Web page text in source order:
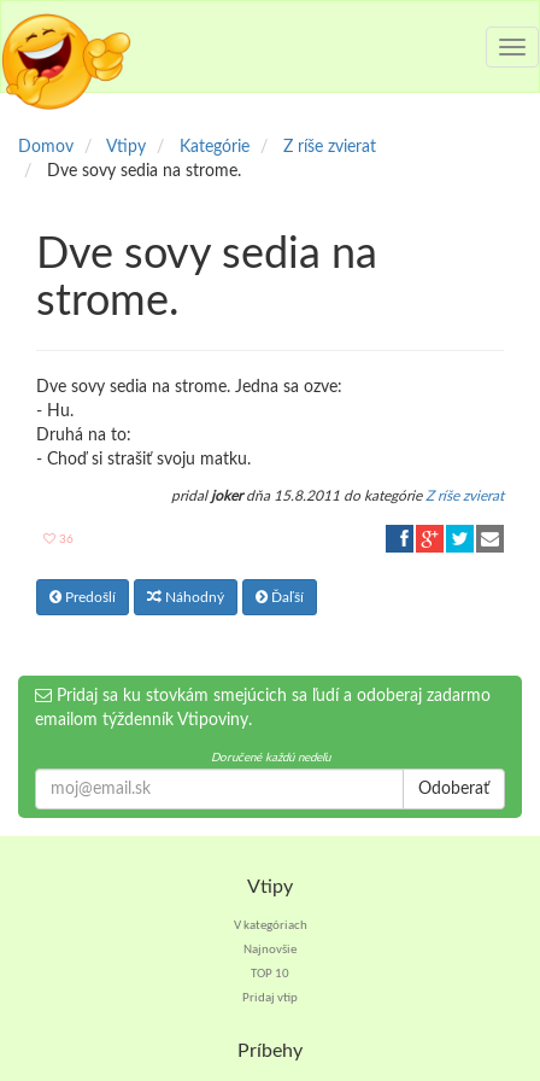
Domov Vtipy Kategórie
Z ríše zvierat
Dve sovy sedia na strome.
Dve sovy sedia na
strome.
Dve sovy sedia na strome. Jedna sa ozve:
- Hu.
Druhá na to:
- Choď si strašiť svoju matku.
pridal jokerdňa 15.8.2011 do kategórie Z ríše zvierat
36
Predošlí Náhodný Ďaľší
Pridaj sa ku stovkám smejúcich sa ľudí a odoberaj zadarmo
emailom týždenník Vtipoviny.
Doručené každú nedeľu
Odoberať
Vtipy
V kategóriach
Najnovšie
TOP 10
Pridaj vtip
Príbehy